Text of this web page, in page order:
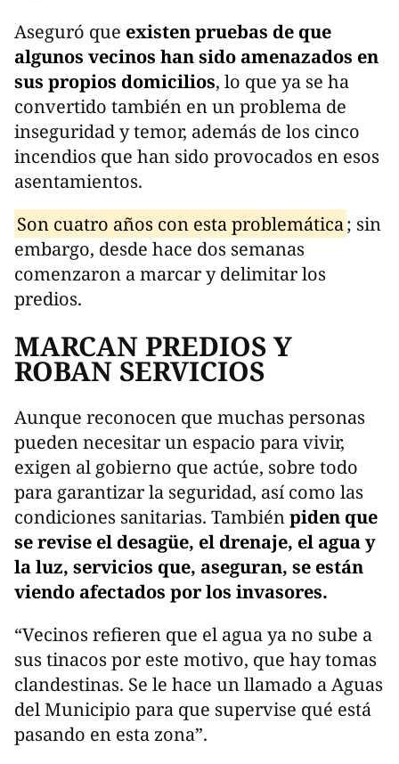
Aseguró que existen pruebas de que
algunos vecinos han sido amenazados en
sus propios domicilios, lo que ya se ha
convertido también en un problema de
inseguridad y temor, además de los cinco
incendios que han sido provocados en esos
asentamientos.
Son cuatro años con esta problemática; sin
embargo, desde hace dos semanas
comenzaron a marcar y delimitar los
predios.
MARCAN PREDIOS Y
ROBAN SERVICIOS
Aunque reconocen que muchas personas
pueden necesitar un espacio para vivir,
exigen al gobierno que actúe, sobre todo
para garantizar la seguridad, así como las
condiciones sanitarias. Tambiénpiden que
se revise el desagüe, el drenaje, el agua y
la luz, servicios que, aseguran, se están
viendo afectados por los invasores.
“Vecinos refieren que el agua ya no sube a
sus tinacos por este motivo, que hay tomas
clandestinas. Se le hace un llamado a Aguas
del Municipio para que supervise qué está
pasando en esta zona”.